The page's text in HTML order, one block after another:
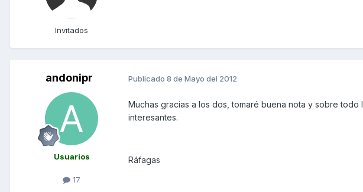
Invitados
andonipr
Usuarios
17
Publicado 8 de Mayo del 2012
Muchas gracias a los dos, tomaré buena nota y sobre
interesantes.
Ráfagas